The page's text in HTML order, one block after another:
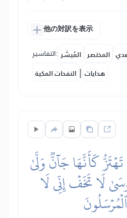
他の対訳を表示
التفاسير: المُيسَّر المختصر
النفحات المكية | هدايات
كَأَنَّهَا جَآنّٞ وَلَّىٰ
لَا تَخَفۡ إِنِّي لَا